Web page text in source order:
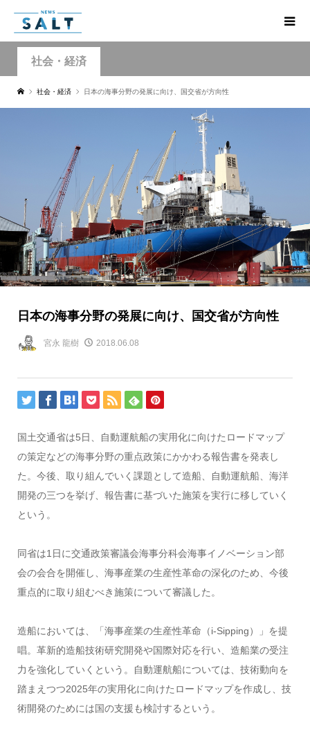
社会・経済
社会・経済 日本の海事分野の発展に向け、国交省が方向性
日本の海事分野の発展に向け、国交省が方向性
宮永 龍樹 2018.06.08
国土交通省は5日、自動運航船の実用化に向けたロードマップ
の策定などの海事分野の重点政策にかかわる報告書を発表し
た。今後、取り組んでいく課題として造船、自動運航船、海洋
開発の三つを挙げ、報告書に基づいた施策を実行に移していく
という。
同省は1日に交通政策審議会海事分科会海事イノベーション部
会の会合を開催し、海事産業の生産性革命の深化のため、今後
重点的に取り組むべき施策について審議した。
造船においては、「海事産業の生産性革命（i-Sipping）」を提
唱。革新的造船技術研究開発や国際対応を行い、造船業の受注
力を強化していくという。自動運航船については、技術動向を
踏まえつつ2025年の実用化に向けたロードマップを作成し、技
術開発のためには国の支援も検討するという。